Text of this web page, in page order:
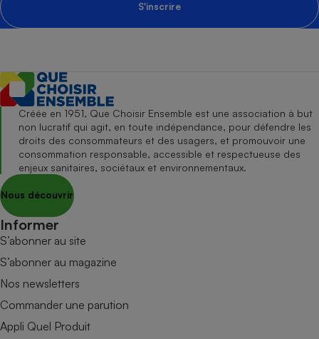
S'inscrire
Créée en 1951, Que Choisir Ensemble est une association à but
non lucratif qui agit, en toute indépendance, pour défendre les
droits des consommateurs et des usagers, et promouvoir une
consommation responsable, accessible et respectueuse des
enjeux sanitaires, sociétaux et environnementaux.
Nous découvrir
Informer
S’abonner au site
S’abonner au magazine
Nos newsletters
Commander une parution
Appli Quel Produit